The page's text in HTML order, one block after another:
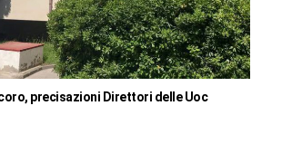
precisazioni Direttori delle Uoc